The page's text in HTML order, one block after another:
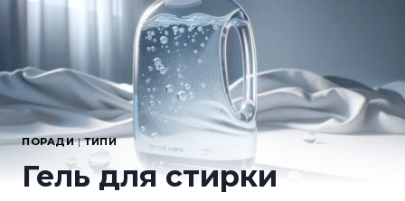
ПОРАДИ|ТИПИ
Гель для стирки